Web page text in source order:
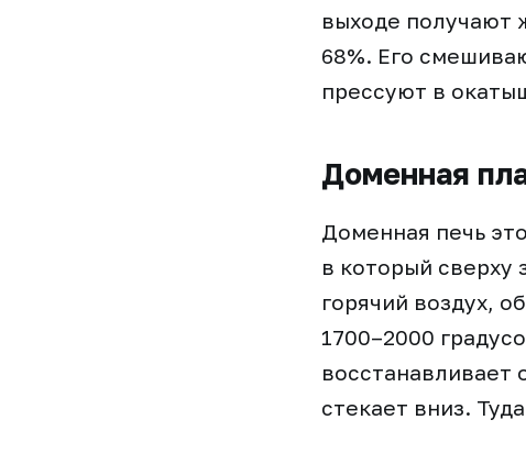
выходе получают
68%. Его
прессуют в
Доменная
Доменная печь
в который сверху
горячий воздух,
1700–2000
восстанавливает
стекает вниз.